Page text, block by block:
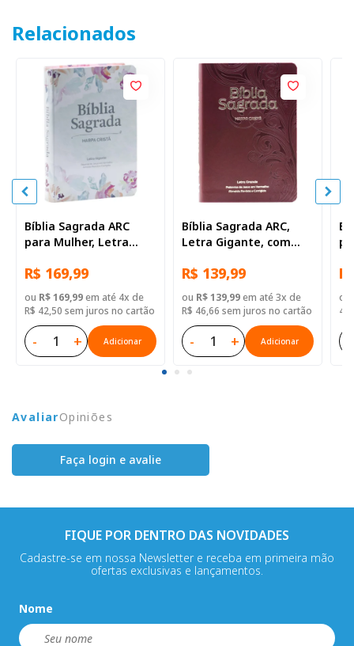
Relacionados
Bíblia Sagrada ARC
para Mulher, Letra
de Jesus destacadas,
com Harpa Cristã, com
mapa, Capa Couro
Sintético Ilustrada:
Lilas
R$ 169,99
ou R$ 169,99em até 4x de
R$ 42,50 sem juros no cartão
- + Adicionar
Bíblia Sagrada ARC,
Letra Gigante, com
destacadas, com Harpa
Cristã, com mapa,
Capa Couro Sintético
Vinho Floral
R$ 139,99
ou R$ 139,99em até 3x de
R$ 46,66 sem juros no cartão
- + Adicionar
ou
AvaliarOpiniões
Faça login e avalie
FIQUE POR DENTRO DAS NOVIDADES
Cadastre-se em nossa Newsletter e receba em primeira mão
ofertas exclusivas e lançamentos.
Nome